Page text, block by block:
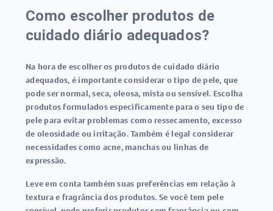
Como escolher produtos de
cuidado diário adequados?
Na hora de escolher os produtos de cuidado diário
adequados, é importante considerar o tipo de pele, que
pode ser normal, seca, oleosa, mista ou sensível. Escolha
produtos formulados especificamente para o seu tipo de
pele para evitar problemas como ressecamento, excesso
de oleosidade ou irritação. Também é legal considerar
necessidades como acne, manchas ou linhas de
expressão.
Leve em conta também suas preferências em relação à
textura e fragrância dos produtos. Se você tem pele